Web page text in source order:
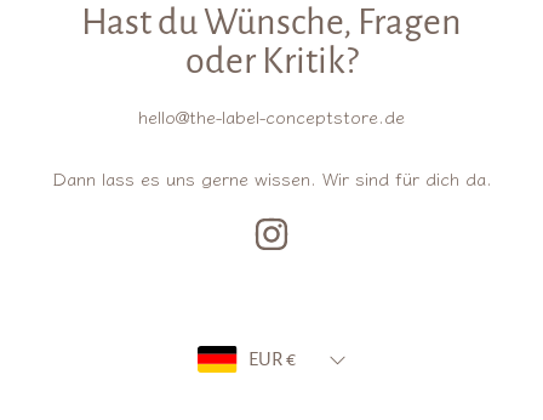
Hast du Wünsche, Fragen
oder Kritik?
hello@the-label-conceptstore.de
Dann lass es uns gerne wissen. Wir sind für dich da.
EUR €